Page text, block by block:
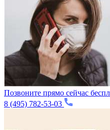
Позвоните прямо сейчас
8 (495) 782-53-03